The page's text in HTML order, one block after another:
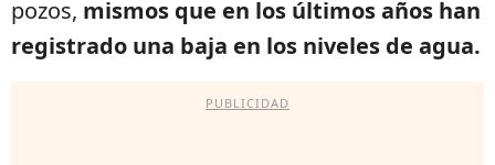
pozos, mismos que en los últimos años han
registrado una baja en los niveles de agua.
PUBLICIDAD